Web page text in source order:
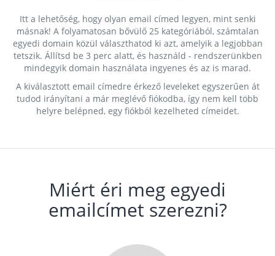
Itt a lehetőség, hogy olyan email címed legyen, mint senki
másnak! A folyamatosan bővülő 25 kategóriából, számtalan
egyedi domain közül választhatod ki azt, amelyik a legjobban
tetszik. Állítsd be 3 perc alatt, és használd - rendszerünkben
mindegyik domain használata ingyenes és az is marad.
A kiválasztott email címedre érkező leveleket egyszerűen át
tudod irányítani a már meglévő fiókodba, így nem kell több
helyre belépned, egy fiókból kezelheted címeidet.
Miért éri meg egyedi
emailcímet szerezni?